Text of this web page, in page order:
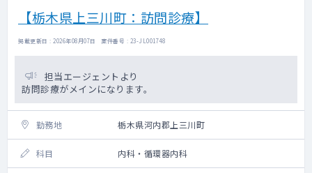
【栃木県上三川町：訪問診療】
掲載更新日 : 2026年08月07日 案件番号 : 23-JL001748
担当エージェントより
訪問診療がメインになります。
勤務地 栃木県河内郡上三川町
科目 内科・循環器内科